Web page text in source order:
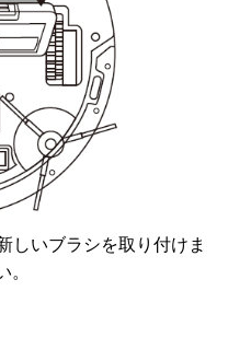
しいブラシを取り付けま